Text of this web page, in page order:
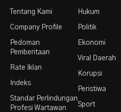
Tentang Kami
Company Profile
Pedoman
Pemberitaan
Rate Iklan
Indeks
Standar Perlindungan
Profesi Wartawan
Hukum
Politik
Ekonomi
Viral Daerah
Korupsi
Peristiwa
Sport